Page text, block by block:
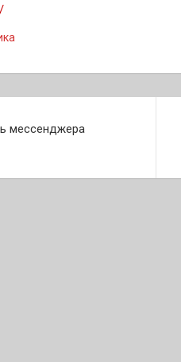
мессенджера